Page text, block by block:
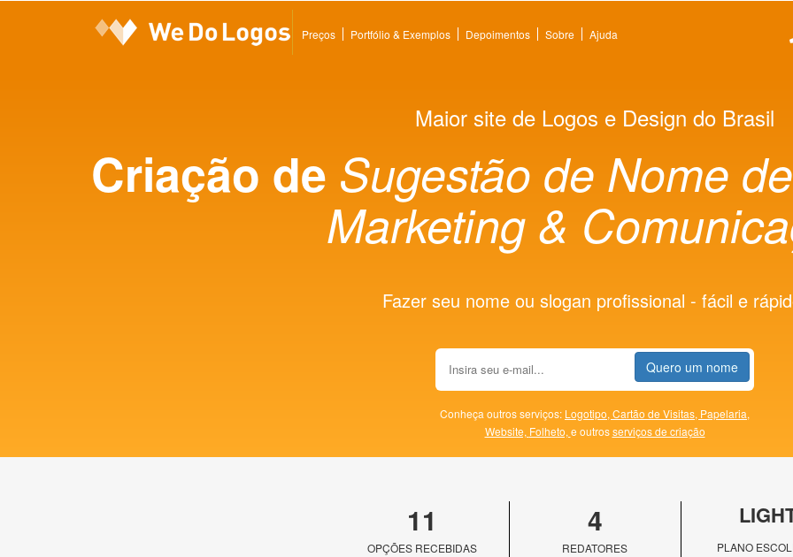
Preços Portfólio & Exemplos Depoimentos Sobre Ajuda
Maior site de Logos e Design do Brasil
Criação de Sugestão de Nome
Marketing &
Fazer seu nome ou slogan profissional - fácil e
Quero um nome
Conheça outros serviços: Logotipo, Cartão de Visitas, Papelaria,
Website, Folheto, e outrosserviços de criação
11
OPÇÕES RECEBIDAS
4
REDATORES
PLANO